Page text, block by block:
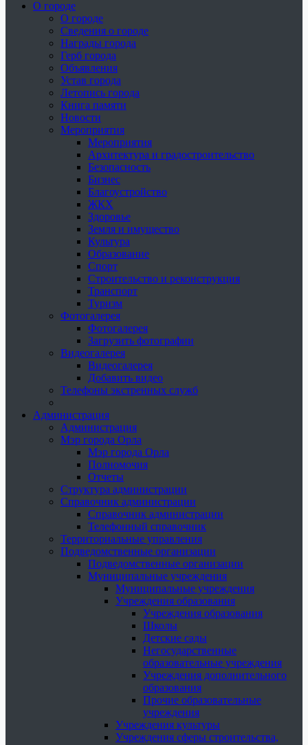
О городе
О городе
Сведения о городе
Награды города
Герб города
Объявления
Устав города
Летопись города
Книга памяти
Новости
Мероприятия
Мероприятия
Архитектура и градостроительство
Безопасность
Бизнес
Благоустройство
ЖКХ
Здоровье
Земля и имущество
Культура
Образование
Спорт
Строительство и реконструкция
Транспорт
Туризм
Фотогалерея
Фотогалерея
Загрузить фотографии
Видеогалерея
Видеогалерея
Добавить видео
Телефоны экстренных служб
Администрация
Администрация
Мэр города Орла
Мэр города Орла
Полномочия
Отчеты
Структура администрации
Справочник администрации
Справочник администрации
Телефонный справочник
Территориальные управления
Подведомственные организации
Подведомственные организации
Муниципальные учреждения
Муниципальные учреждения
Учреждения образования
Учреждения образования
Школы
Детские сады
Негосударственные
образовательные учреждения
Учреждения дополнительного
образования
Прочие образовательные
учреждения
Учреждения культуры
Учреждения сферы строительства,